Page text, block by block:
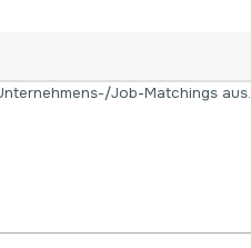
Job-Matchings aus.